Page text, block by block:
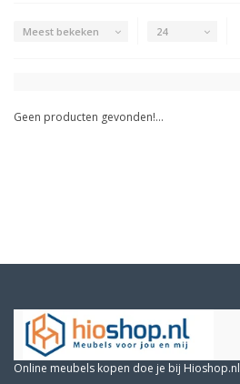
Meest bekeken 24
Geen producten gevonden!...
Online meubels kopen doe je bij Hioshop.nl